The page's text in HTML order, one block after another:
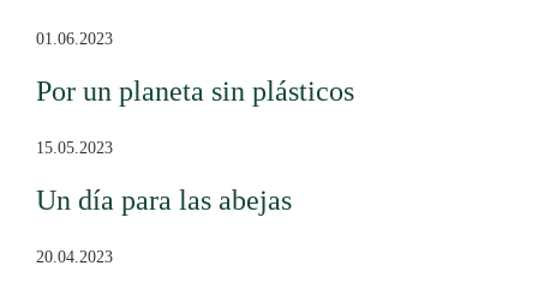
01.06.2023
Por un planeta sin plásticos
15.05.2023
Un día para las abejas
20.04.2023